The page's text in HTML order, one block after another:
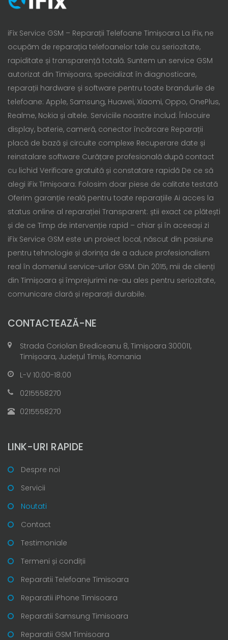
iFix Service GSM – Reparații Telefoane Timișoara La iFix, ne
ocupăm de reparația telefoanelor tale cu seriozitate,
rapiditate și transparență totală. Suntem un service GSM
autorizat din Timișoara, specializat în diagnosticare,
reparații hardware și software pentru toate brandurile de
telefoane: Apple, Samsung, Huawei, Xiaomi, Oppo, OnePlus,
Realme, Nokia și altele. Serviciile noastre includ: Înlocuire
display, baterie, cameră, conector încărcare Reparații
placă de bază și circuite complexe Recuperare date și
reinstalare software Curățare profesională după contact
cu lichid Verificare gratuită și constatare rapidă De ce să
alegi iFix Timișoara: Folosim doar piese de calitate testată
Oferim garanție reală pentru toate reparațiile Ai acces la
status online al reparației Transparent: știi exact ce plătești
și de ce Timp de intervenție rapid – chiar și în aceeași zi
iFix Service GSM este un proiect local, născut din pasiune
pentru tehnologie și dorința de a aduce profesionalism
real în domeniul service-urilor GSM. Din 2015, mii de clienți
din Timișoara și împrejurimi ne-au ales pentru seriozitate,
comunicare clară și reparații durabile.
CONTACTEAZĂ-NE
Strada Coriolan Brediceanu 8, Timișoara 300011,
Timișoara, Județul Timiș, Romania
L-V 10:00-18:00
0215558270
0215558270
LINK-URI RAPIDE
Despre noi
Servicii
Noutati
Contact
Testimoniale
Termeni și condiții
Reparatii Telefoane Timisoara
Reparatii iPhone Timisoara
Reparatii Samsung Timisoara
Reparatii GSM Timisoara